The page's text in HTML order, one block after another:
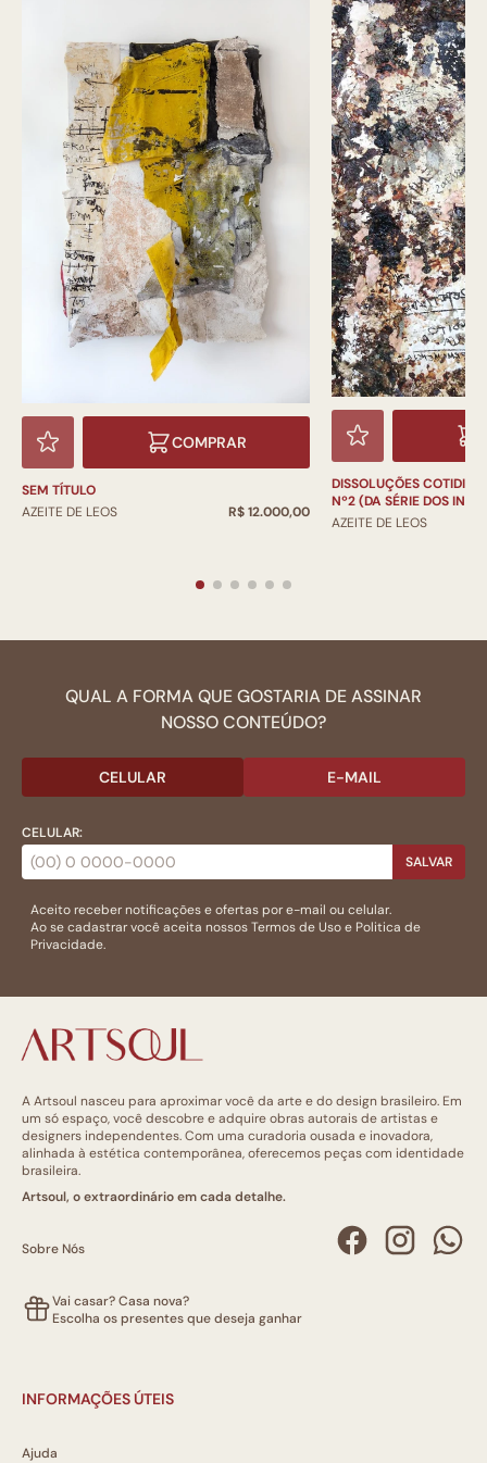
COMPRAR
SEM TÍTULO
AZEITE DE LEOS
R$ 12.000,00
DISSOLUÇÕES
Nº2 (DA SÉRIE DOS
AZEITE DE LEOS
QUAL A FORMA QUE GOSTARIA DE ASSINAR
NOSSO CONTEÚDO?
CELULAR E-MAIL
CELULAR:
SALVAR
Aceito receber notificações e ofertas por e-mail ou celular.
Ao se cadastrar você aceita nossosTermos de Usoe Politica de
Privacidade.
A Artsoul nasceu para aproximar você da arte e do design brasileiro. Em
um só espaço, você descobre e adquire obras autorais de artistas e
designers independentes. Com uma curadoria ousada e inovadora,
alinhada à estética contemporânea, oferecemos peças com identidade
brasileira.
Artsoul, o extraordinário em cada detalhe.
Sobre Nós
Vai casar? Casa nova?
Escolha os presentes que deseja ganhar
INFORMAÇÕES ÚTEIS
Ajuda